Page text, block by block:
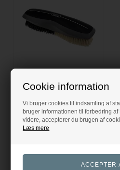
Cookie information
Vi bruger cookies til indsamling af
bruger informationen til forbedring
videre, accepterer du brugen af
Læs mere
79,00 DKK
Evt. leverings omk. tilægges